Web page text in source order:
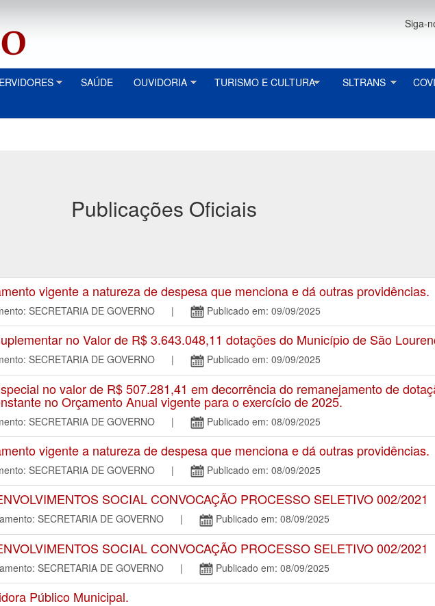
Siga-
SAÚDE OUVIDORIA TURISMO E CULTURA SLTRANS
Publicações Oficiais
vigente a natureza de despesa que menciona e dá outras providências.
SECRETARIA DE GOVERNO | Publicado em: 09/09/2025
no Valor de R$ 3.643.048,11 dotações do Município de São
SECRETARIA DE GOVERNO | Publicado em: 09/09/2025
no valor de R$ 507.281,41 em decorrência do remanejamento de
no Orçamento Anual vigente para o exercício de 2025.
SECRETARIA DE GOVERNO | Publicado em: 08/09/2025
vigente a natureza de despesa que menciona e dá outras providências.
SECRETARIA DE GOVERNO | Publicado em: 08/09/2025
SOCIAL CONVOCAÇÃO PROCESSO SELETIVO 002/2021
SECRETARIA DE GOVERNO | Publicado em: 08/09/2025
SOCIAL CONVOCAÇÃO PROCESSO SELETIVO 002/2021
SECRETARIA DE GOVERNO | Publicado em: 08/09/2025
Público Municipal.